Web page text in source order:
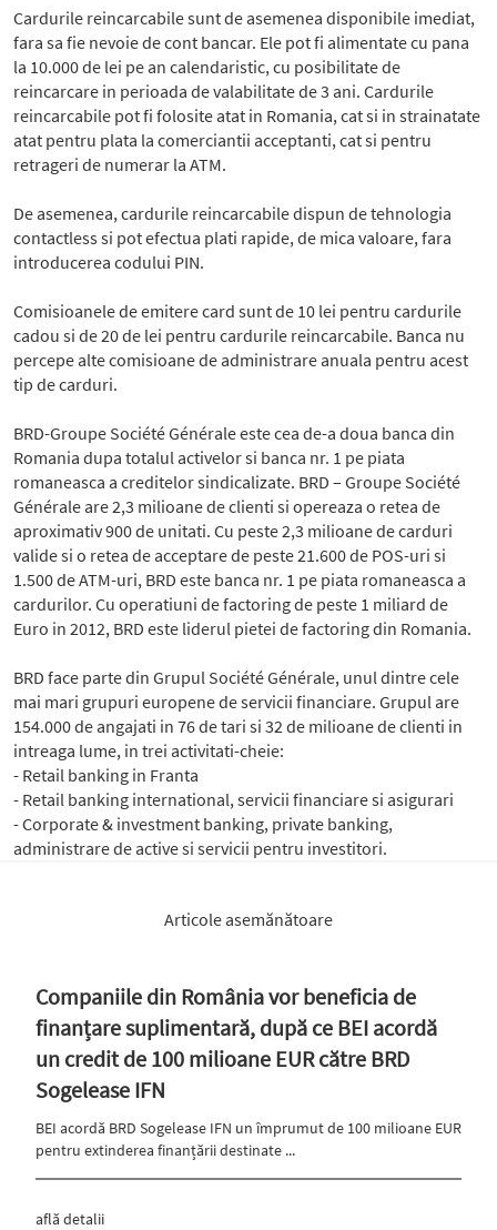
Cardurile reincarcabile sunt de asemenea disponibile imediat,
fara sa fie nevoie de cont bancar. Ele pot fi alimentate cu pana
la 10.000 de lei pe an calendaristic, cu posibilitate de
reincarcare in perioada de valabilitate de 3 ani. Cardurile
reincarcabile pot fi folosite atat in Romania, cat si in strainatate
atat pentru plata la comerciantii acceptanti, cat si pentru
retrageri de numerar la ATM.
De asemenea, cardurile reincarcabile dispun de tehnologia
contactless si pot efectua plati rapide, de mica valoare, fara
introducerea codului PIN.
Comisioanele de emitere card sunt de 10 lei pentru cardurile
cadou si de 20 de lei pentru cardurile reincarcabile. Banca nu
percepe alte comisioane de administrare anuala pentru acest
tip de carduri.
BRD-Groupe Société Générale este cea de-a doua banca din
Romania dupa totalul activelor si banca nr. 1 pe piata
romaneasca a creditelor sindicalizate. BRD – Groupe Société
Générale are 2,3 milioane de clienti si opereaza o retea de
aproximativ 900 de unitati. Cu peste 2,3 milioane de carduri
valide si o retea de acceptare de peste 21.600 de POS-uri si
1.500 de ATM-uri, BRD este banca nr. 1 pe piata romaneasca a
cardurilor. Cu operatiuni de factoring de peste 1 miliard de
Euro in 2012, BRD este liderul pietei de factoring din Romania.
BRD face parte din Grupul Société Générale, unul dintre cele
mai mari grupuri europene de servicii financiare. Grupul are
154.000 de angajati in 76 de tari si 32 de milioane de clienti in
intreaga lume, in trei activitati-cheie:
- Retail banking in Franta
- Retail banking international, servicii financiare si asigurari
- Corporate & investment banking, private banking,
administrare de active si servicii pentru investitori.
Articole asemănătoare
Companiile din România vor beneficia de
finanțare suplimentară, după ce BEI acordă
un credit de 100 milioane EUR către BRD
Sogelease IFN
BEI acordă BRD Sogelease IFN un împrumut de 100 milioane EUR
pentru extinderea finanțării destinate ...
află detalii